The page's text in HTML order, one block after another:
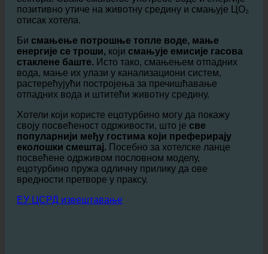
Потрошња воде у угоститељству је један од
највећих доприноса
утицај на животну средину из
позитивно утиче на животну средину и смањује ЦО₂
отисак хотела.
Бисмањење потрошње топле воде, мање
енергије се троши,који смањује емисије гасова
стаклене баште.Исто тако, смањењем отпадних
вода, мање их улази у канализациони систем,
растерећујући постројења за пречишћавање
отпадних вода и штитећи животну средину.
Хотели који користе ецотурбино могу да покажу
своју посвећеност одрживости, што јесве
популарнији међу гостима који преферирају
еколошки смештај.Посебно за хотелске ланце
посвећене одрживом пословном моделу,
ецотурбино пружа одличну прилику да ове
вредности претворе у праксу.